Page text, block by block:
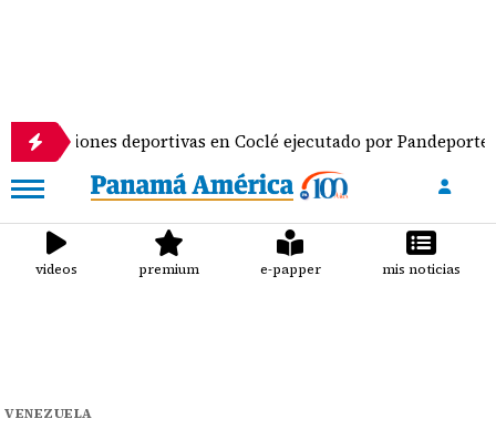
deportivas en Coclé ejecutado por Pandeportes
videos premium e-papper mis noticias
VENEZUELA